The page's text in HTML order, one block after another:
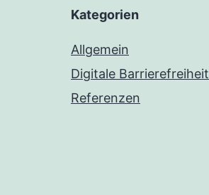
Kategorien
Allgemein
Digitale Barrierefreiheit
Referenzen